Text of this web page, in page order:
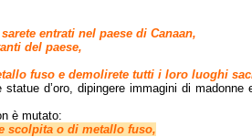
entrati nel paese di Canaan,
del paese,
fuso e demolirete tutti i loro luoghi
statue d’oro, dipingere immagini di
è mutato:
scolpita o di metallo fuso,